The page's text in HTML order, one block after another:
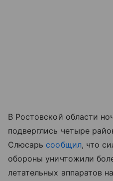
В Ростовской области
подверглись четыре
Слюсарь сообщил, что
обороны уничтожили
летательных аппаратов